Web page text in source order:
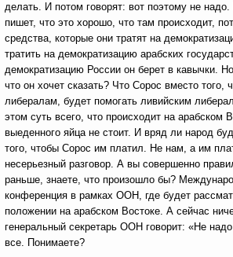
делать. И потом говорят: вот поэтому не надо.
пишет, что это хорошо, что там происходит,
средства, которые они тратят на
тратить на демократизацию арабских
демократизацию России он берет в кавычки.
что он хочет сказать? Что Сорос вместо того,
либералам, будет помогать ливийским
этом суть всего, что происходит на арабском
выеденного яйца не стоит. И вряд ли народ
того, чтобы Сорос им платил. Не нам, а им
несерьезный разговор. А вы совершенно
раньше, знаете, что произошло бы?
конференция в рамках ООН, где будет
положении на арабском Востоке. А сейчас
генеральный секретарь ООН говорит: «Не
все. Понимаете?